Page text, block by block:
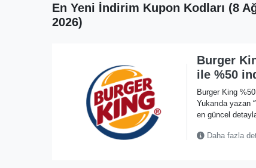
En Yeni İndirim Kupon Kodları (8
2026)
Burger
ile %50
Burger King
Yukarıda yazan
en güncel
Daha fazla